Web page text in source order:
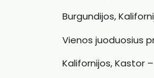
Burgundijos,
Vienos juoduosius
Kalifornijos, Kastor